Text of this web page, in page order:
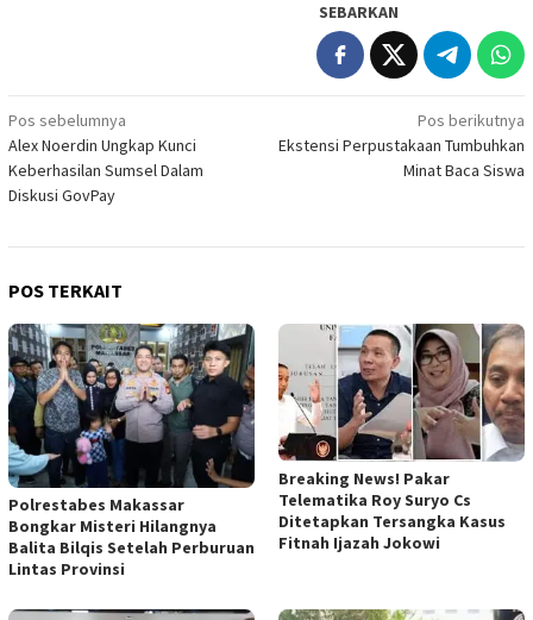
SEBARKAN
Navigasi
pos
Pos sebelumnya
Alex Noerdin Ungkap Kunci
Keberhasilan Sumsel Dalam
Diskusi GovPay
Pos berikutnya
Ekstensi Perpustakaan Tumbuhkan
Minat Baca Siswa
POS TERKAIT
Polrestabes Makassar
Bongkar Misteri Hilangnya
Balita Bilqis Setelah Perburuan
Lintas Provinsi
Breaking News! Pakar
Telematika Roy Suryo Cs
Ditetapkan Tersangka Kasus
Fitnah Ijazah Jokowi